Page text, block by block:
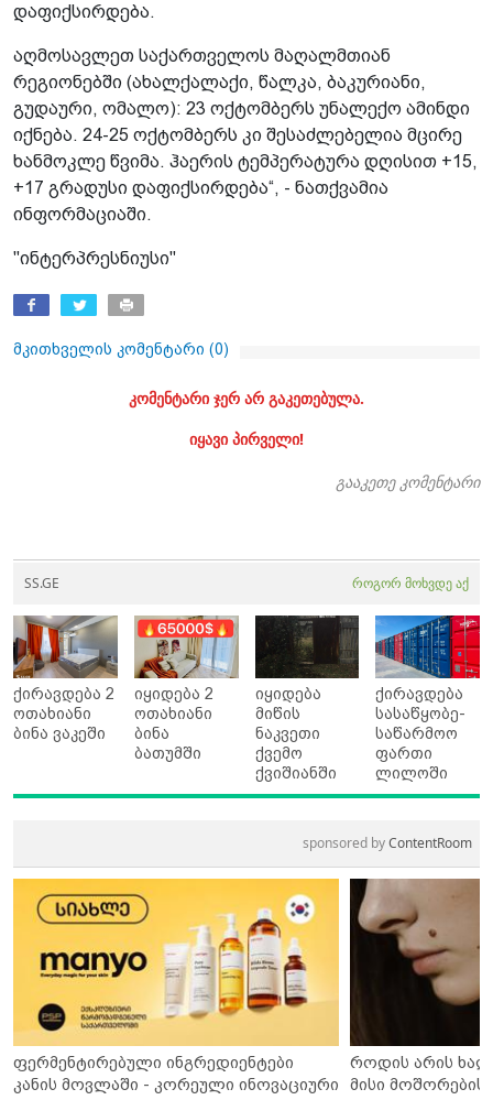
დაფიქსირდება.
აღმოსავლეთ საქართველოს მაღალმთიან
რეგიონებში (ახალქალაქი, წალკა, ბაკურიანი,
გუდაური, ომალო): 23 ოქტომბერს უნალექო ამინდი
იქნება. 24-25 ოქტომბერს კი შესაძლებელია მცირე
ხანმოკლე წვიმა. ჰაერის ტემპერატურა დღისით +15,
+17 გრადუსი დაფიქსირდება“, - ნათქვამია
ინფორმაციაში.
"ინტერპრესნიუსი"
მკითხველის კომენტარი (0)
კომენტარი ჯერ არ გაკეთებულა.
იყავი პირველი!
გააკეთე კომენტარი
SS.GE როგორ მოხვდე აქ
ქირავდება 2
ოთახიანი
ბინა ვაკეში
იყიდება 2
ოთახიანი
ბინა
ბათუმში
იყიდება
მიწის
ნაკვეთი
ქვემო
ქვიშიანში
ქირავდება
სასაწყობე-
საწარმოო
ფართი
ლილოში
sponsored byContentRoom
ფერმენტირებული ინგრედიენტები
კანის მოვლაში - კორეული ინოვაციური
როდის არის
მისი მოშორების